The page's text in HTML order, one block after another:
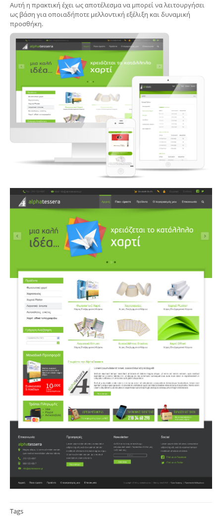
Αυτή η πρακτική έχει ως αποτέλεσμα να μπορεί να λειτουργήσει
ως βάση για οποιαδήποτε μελλοντική εξέλιξη και δυναμική
προσθήκη.
Tags